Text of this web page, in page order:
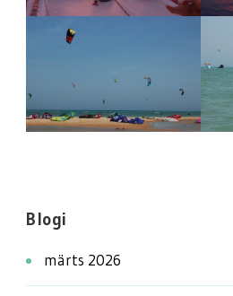
Blogi
märts 2026